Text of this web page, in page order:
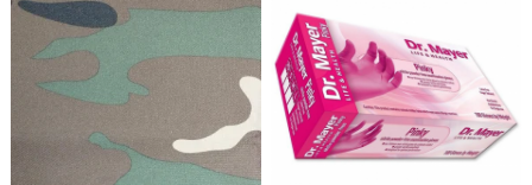
Fas Poliester 100% Verde
sidef/perlat 210gr/mp peliculizat